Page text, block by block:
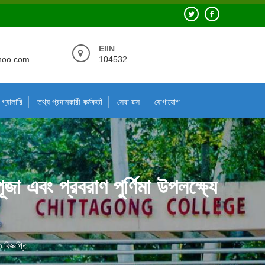
EIIN
104532
গ্যালারি তথ্য প্রদানকারী কর্মকর্তা সেবা বক্স যোগাযোগ
এবং প্রবরাণ পুর্ণিমা উপলক্ষ্যে
বিজ্ঞপ্তি